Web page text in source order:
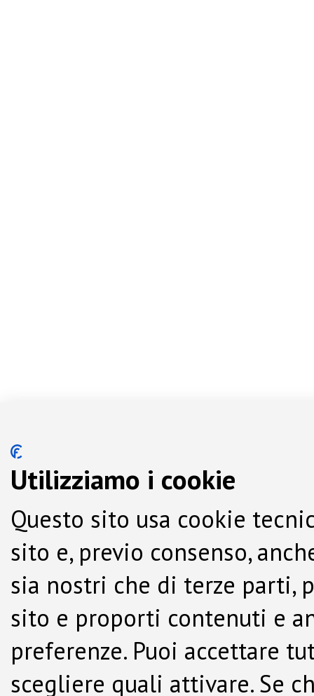
Utilizziamo i cookie
Questo sito usa cookie
sito e, previo consenso,
sia nostri che di terze parti,
sito e proporti contenuti e
preferenze. Puoi accettare
scegliere quali attivare. Se